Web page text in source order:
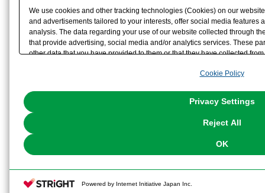
We use cookies and other tracking technologies (Cookies) on our
and advertisements tailored to your interests, offer social media features
analysis. The data regarding your use of our website collected through
that provide advertising, social media and/or analytics services. These
other data that you have provided to them or that they have collected
the use of all Cookies except for Strictly Necessary Cookies, please
You can change your consent or rejection settings at any time via
Cookie Policy
Privacy Settings
Reject All
OK
Powered by Internet Initiative Japan Inc.